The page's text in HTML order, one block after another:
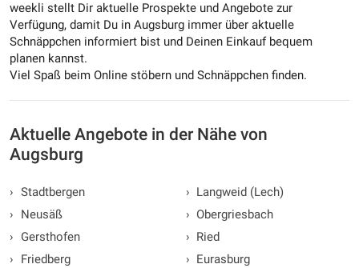
weekli stellt Dir aktuelle Prospekte und Angebote zur
Verfügung, damit Du in Augsburg immer über aktuelle
Schnäppchen informiert bist und Deinen Einkauf bequem
planen kannst.
Viel Spaß beim Online stöbern und Schnäppchen finden.
Aktuelle Angebote in der Nähe von
Augsburg
› Stadtbergen
›
Neusäß
›
Gersthofen
›
Friedberg
› Langweid (Lech)
› Obergriesbach
› Ried
› Eurasburg